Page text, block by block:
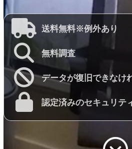
送料無料※例外あり
無料調査
データが復旧できなけ
認定済みのセキュリテ